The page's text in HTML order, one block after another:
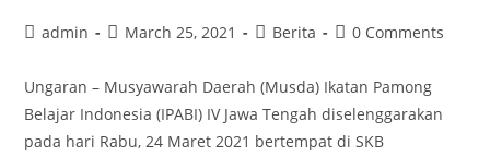
Postadmin
PostMarch 25, 2021
PostBerita
Post0 Comments
Ungaran – Musyawarah Daerah (Musda) Ikatan Pamong
Belajar Indonesia (IPABI) IV Jawa Tengah diselenggarakan
pada hari Rabu, 24 Maret 2021 bertempat di SKB